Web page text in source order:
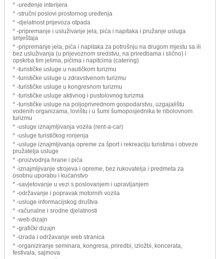
* -uređenje interijera
* -stručni poslovi prostornog uređenja
* -djelatnost prijevoza otpada
* -pripremanje i usluživanje jela, pića i napitaka i pružanje usluga
smještaja
* -pripremanje jela, pića i napitaka za potrošnju na drugom mjestu sa ili
bez usluživanja (u prijevoznom sredstvu, na priredbama i slično) i
opskrba tim jelima, pićima i napitcima (catering)
* -turističke usluge u nautičkom turizmu
* -turističke usluge u zdravstvenom turizmu
* -turističke usluge u kongresnom turizmu
* -turističke usluge aktivnog i pustolovnog turizma
* -turističke usluge na poljoprivrednom gospodarstvu, uzgajalištu
vodenih organizama, lovištu i u šumi šumoposjednika te ribolovnom
turizmu
* -usluge iznajmljivanja vozila (rent-a-car)
* -usluge turističkog ronjenja
* -usluge iznajmljivanja opreme za šport i rekreaciju turistima i obveze
pružatelja usluge
* -proizvodnja hrane i pića
* -iznajmljivanje strojeva i opreme, bez rukovatelja i predmeta za
osobnu uporabu i kućanstvo
* -savjetovanje u vezi s poslovanjem i upravljanjem
* -održavanje i popravak motornih vozila
* -usluge informacijskog društva
* -računalne i srodne djelatnosti
* -web dizajn
* -grafički dizajn
* -izrada i održavanje web stranica
* -organiziranje seminara, kongresa, priredbi, izložbi, koncerata,
festivala, sajmova